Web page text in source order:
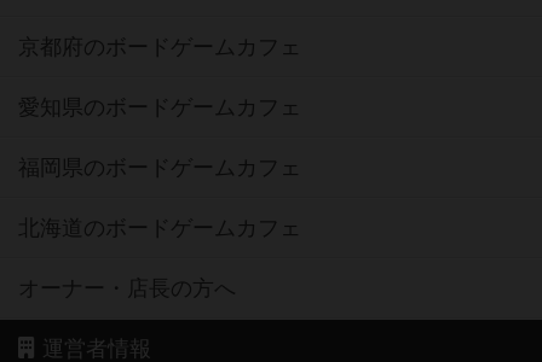
京都府のボードゲームカフェ
愛知県のボードゲームカフェ
福岡県のボードゲームカフェ
北海道のボードゲームカフェ
オーナー・店長の方へ
運営者情報